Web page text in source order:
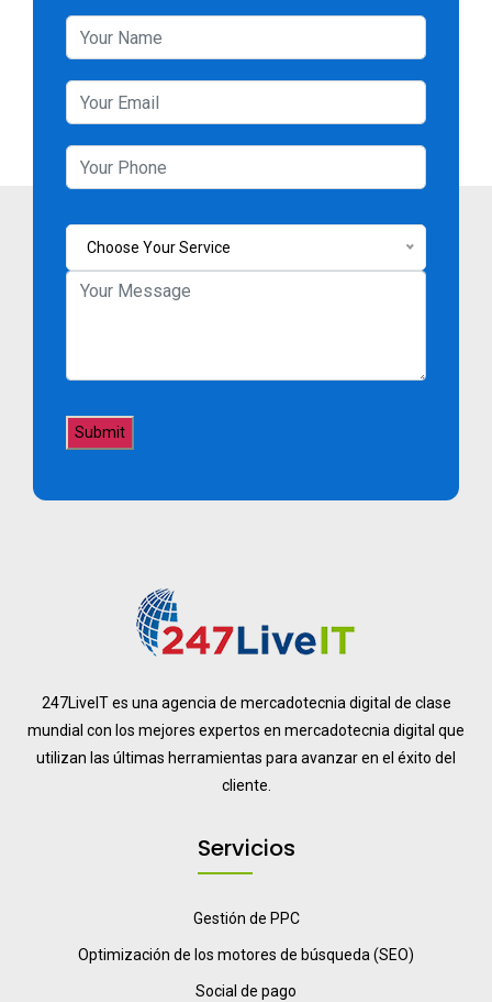
Choose Your Service
247LiveIT es una agencia de mercadotecnia digital de clase
mundial con los mejores expertos en mercadotecnia digital que
utilizan las últimas herramientas para avanzar en el éxito del
cliente.
Servicios
Gestión de PPC
Optimización de los motores de búsqueda (SEO)
Social de pago